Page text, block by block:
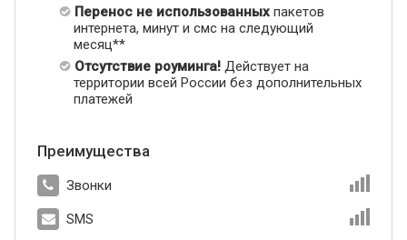
Перенос не использованных пакетов
интернета, минут и смс на следующий
месяц**
Отсутствие роуминга! Действует на
территории всей России без дополнительных
платежей
Преимущества
Звонки
SMS